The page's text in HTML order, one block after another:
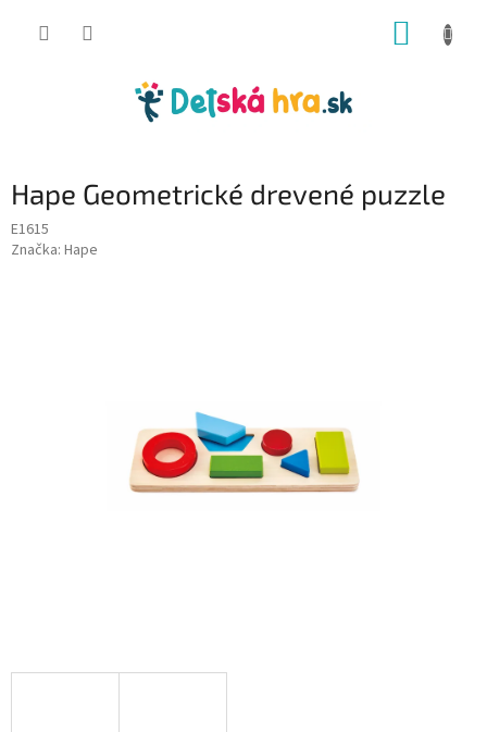
Hape Geometrické drevené puzzle
E1615
Značka: Hape